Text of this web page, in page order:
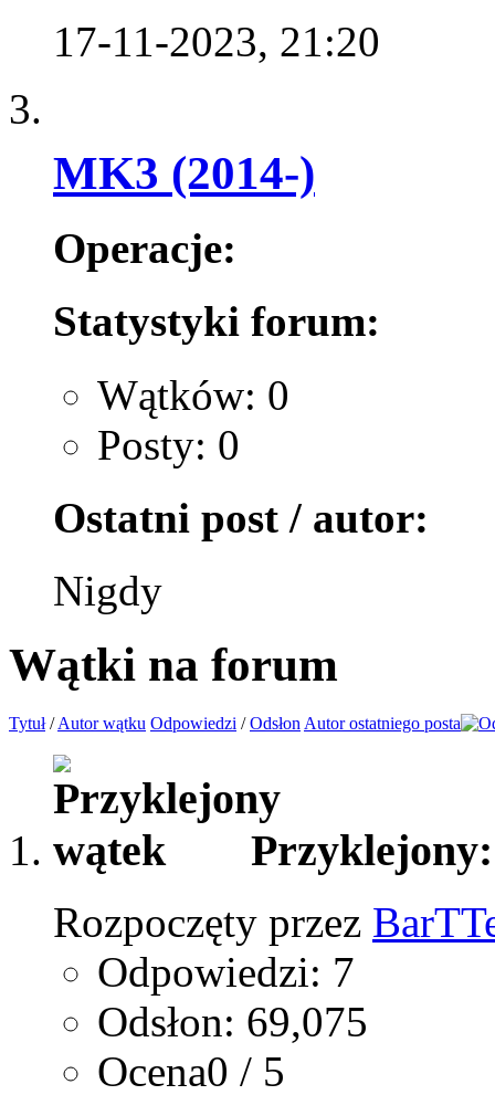
17-11-2023, 21:20
MK3 (2014-)
Operacje:
Statystyki forum:
Wątków: 0
Posty: 0
Ostatni post / autor:
Nigdy
Wątki na forum
Tytuł/Autor wątku Odpowiedzi /Odsłon Autor ostatniego posta
Rozpoczęty przez
Odpowiedzi: 7
Odsłon: 69,075
Ocena0 / 5